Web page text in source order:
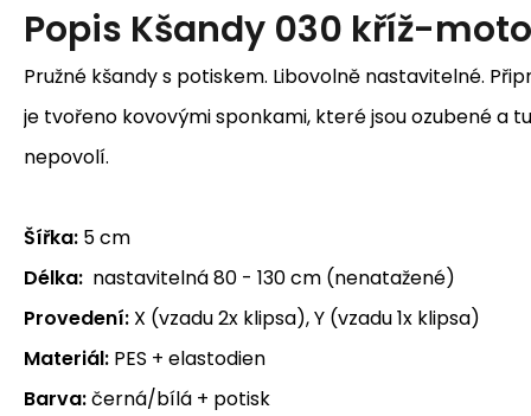
Popis Kšandy 030 kříž-moto
Pružné kšandy s potiskem. Libovolně nastavitelné.
je tvořeno kovovými sponkami, které jsou ozubené a
nepovolí.
Šířka: 5 cm
Délka: nastavitelná 80 - 130 cm (nenatažené)
Provedení: X (vzadu 2x klipsa), Y (vzadu 1x klipsa)
Materiál: PES + elastodien
Barva:černá/bílá + potisk